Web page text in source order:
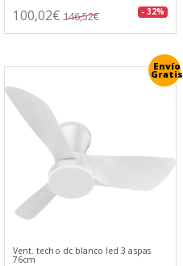
100,02€ 146,52€ - 32%
Envío
Gratis
Vent. techo dc blanco led 3 aspas
76cm